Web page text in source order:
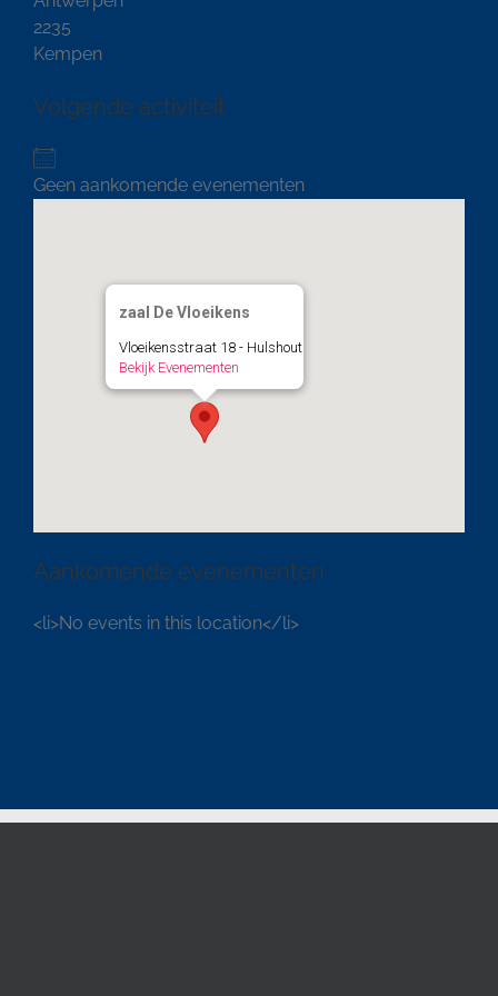
2235
Kempen
Volgende activiteit
Geen aankomende evenementen
zaal De Vloeikens
Vloeikensstraat 18 - Hulshout
Bekijk Evenementen
Aankomende evenementen
<li>No events in this location</li>